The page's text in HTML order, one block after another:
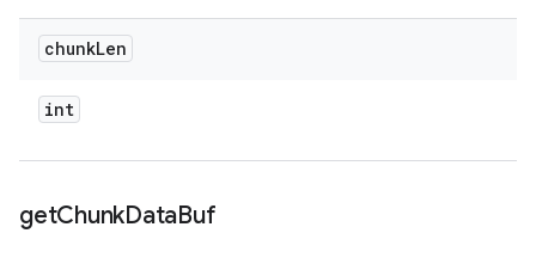
chunkLen
int
getChunkDataBuf